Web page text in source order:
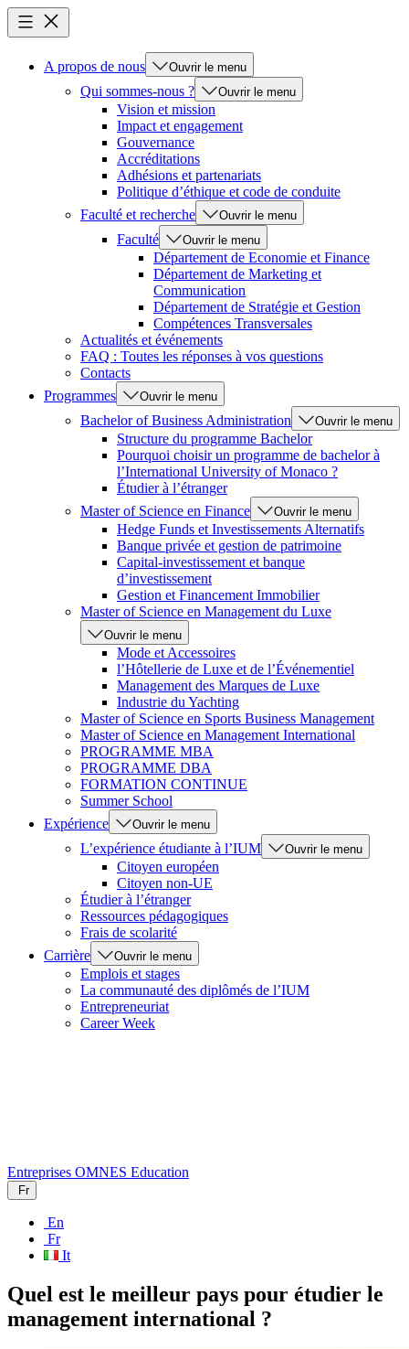
A propos de nous Ouvrir le menu
Qui sommes-nous ? Ouvrir le menu
Vision et mission
Impact et engagement
Gouvernance
Accréditations
Adhésions et partenariats
Politique d’éthique et code de conduite
Faculté et recherche
Ouvrir le menu
Faculté Ouvrir le menu
Département de Economie et Finance
Département de Marketing et
Communication
Département de Stratégie et Gestion
Compétences Transversales
Actualités et événements
FAQ : Toutes les réponses à vos questions
Contacts
Programmes
Ouvrir le menu
Bachelor of Business Administration Ouvrir le menu
Structure du programme Bachelor
Pourquoi choisir un programme de bachelor à
l’International University of Monaco ?
Étudier à l’étranger
Master of Science en Finance
Ouvrir le menu
Hedge Funds et Investissements Alternatifs
Banque privée et gestion de patrimoine
Capital-investissement et banque
d’investissement
Gestion et Financement Immobilier
Master of Science en Management du Luxe
Ouvrir le menu
Mode et Accessoires
l’Hôtellerie de Luxe et de l’Événementiel
Management des Marques de Luxe
Industrie du Yachting
Master of Science en Sports Business Management
Master of Science en Management International
PROGRAMME MBA
PROGRAMME DBA
FORMATION CONTINUE
Summer School
Expérience
Ouvrir le menu
L’expérience étudiante à l’IUM Ouvrir le menu
Citoyen européen
Citoyen non-UE
Étudier à l’étranger
Ressources pédagogiques
Frais de scolarité
Carrière
Ouvrir le menu
Emplois et stages
La communauté des diplômés de l’IUM
Entrepreneuriat
Career Week
Entreprises OMNES Education
Fr
En
Fr
It
Quel est le meilleur pays pour étudier le
management international ?